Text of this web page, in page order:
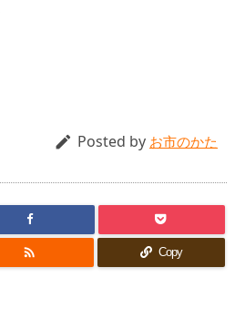
 Posted by お市のかた
 Copy